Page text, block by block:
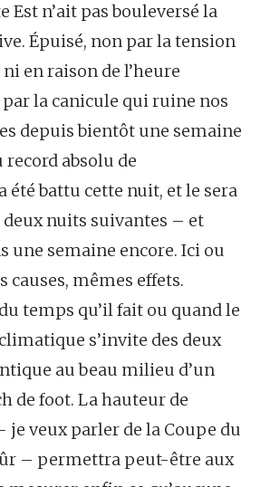
Est n’ait pas bouleversé la
Épuisé, non par la tension
en raison de l’heure
par la canicule qui ruine nos
depuis bientôt une semaine
absolu de
été battu cette nuit, et le sera
deux nuits suivantes – et
une semaine encore. Ici ou
causes, mêmes effets.
temps qu’il fait ou quand le
s’invite des deux
au beau milieu d’un
de foot. La hauteur de
je veux parler de la Coupe du
– permettra peut-être aux